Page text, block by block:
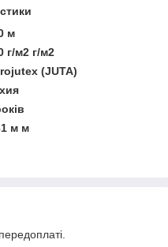
м
г/м2 г/м2
(JUTA)
м м